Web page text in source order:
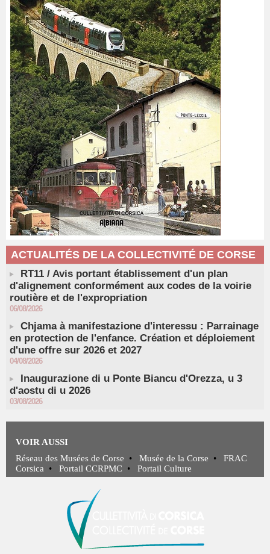
ACTUALITÉS DE LA COLLECTIVITÉ DE CORSE
RT11 / Avis portant établissement d'un plan
d'alignement conformément aux codes de la voirie
routière et de l'expropriation
06/08/2026
Chjama à manifestazione d'interessu : Parrainage
en protection de l'enfance. Création et déploiement
d'une offre sur 2026 et 2027
04/08/2026
Inaugurazione di u Ponte Biancu d'Orezza, u 3
d'aostu di u 2026
03/08/2026
VOIR AUSSI
Réseau des Musées de Corse • Musée de la Corse • FRAC
Corsica • Portail CCRPMC • Portail Culture